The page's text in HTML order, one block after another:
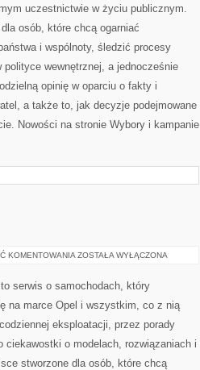
uczestnictwie w życiu publicznym.
osób, które chcą ogarniać
i wspólnoty, śledzić procesy
polityce wewnętrznej, a jednocześnie
opinię w oparciu o fakty i
a także to, jak decyzje podejmowane
Nowości na stronie Wybory i kampanie
KOMENTOWANIA OPEL
ZOSTAŁA WYŁĄCZONA
serwis o samochodach, który
na marce Opel i wszystkim, co z nią
eksploatacji, przez porady
ciekawostki o modelach, rozwiązaniach i
stworzone dla osób, które chcą